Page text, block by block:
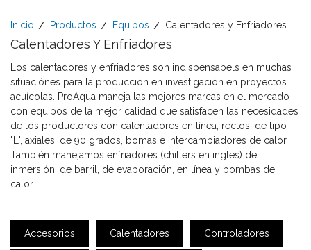
Inicio Productos Equipos Calentadores y Enfriadores
Calentadores Y Enfriadores
Los calentadores y enfriadores son indispensabels en muchas
situaciónes para la producción en investigación en proyectos
acuícolas. ProAqua maneja las mejores marcas en el mercado
con equipos de la mejor calidad que satisfacen las necesidades
de los productores con calentadores en línea, rectos, de tipo
"L", axiales, de 90 grados, bomas e intercambiadores de calor.
También manejamos enfriadores (chillers en ingles) de
inmersión, de barril, de evaporación, en línea y bombas de
calor.
Accesorios Calentadores Controladores